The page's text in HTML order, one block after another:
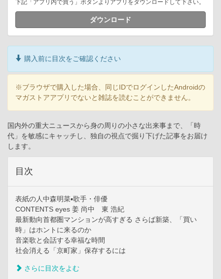
下記「アプリ内で買う」ボタンよりアプリをダウンロードして下さい。
ダウンロード
購入前に目次をご確認ください
※ブラウザで購入した場合、同じIDでログインしたAndroidの
マガストアアプリでないと雑誌を読むことができません。
国内外の重大ニュースから身の周りの小さな出来事まで、「時
代」を敏感にキャッチし、独自の視点で掘り下げた記事をお届け
します。
目次
表紙の人中森明菜▪歌手・俳優
CONTENTS eyes 姜 尚中 東 浩紀
最新動向首都圏マンションが高すぎる さらば新築、「買い
時」はホントに来るのか
音楽歌と会話する幸福な時間
社会消える「京町家」保存するには
さらに目次をよむ